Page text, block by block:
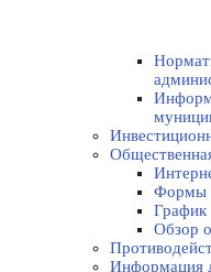
Формы
График
Обзор
Информация